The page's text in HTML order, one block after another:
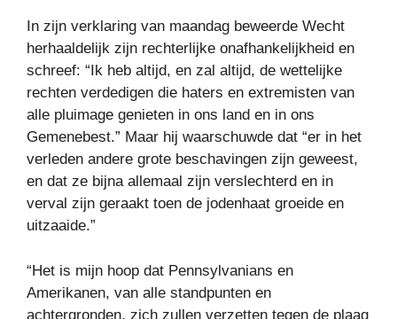
In zijn verklaring van maandag beweerde Wecht
herhaaldelijk zijn rechterlijke onafhankelijkheid en
schreef: “Ik heb altijd, en zal altijd, de wettelijke
rechten verdedigen die haters en extremisten van
alle pluimage genieten in ons land en in ons
Gemenebest.” Maar hij waarschuwde dat “er in het
verleden andere grote beschavingen zijn geweest,
en dat ze bijna allemaal zijn verslechterd en in
verval zijn geraakt toen de jodenhaat groeide en
uitzaaide.”
“Het is mijn hoop dat Pennsylvanians en
Amerikanen, van alle standpunten en
achtergronden, zich zullen verzetten tegen de plaag